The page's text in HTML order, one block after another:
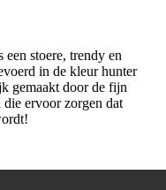
stoere, trendy en
in de kleur hunter
gemaakt door de fijn
ervoor zorgen dat